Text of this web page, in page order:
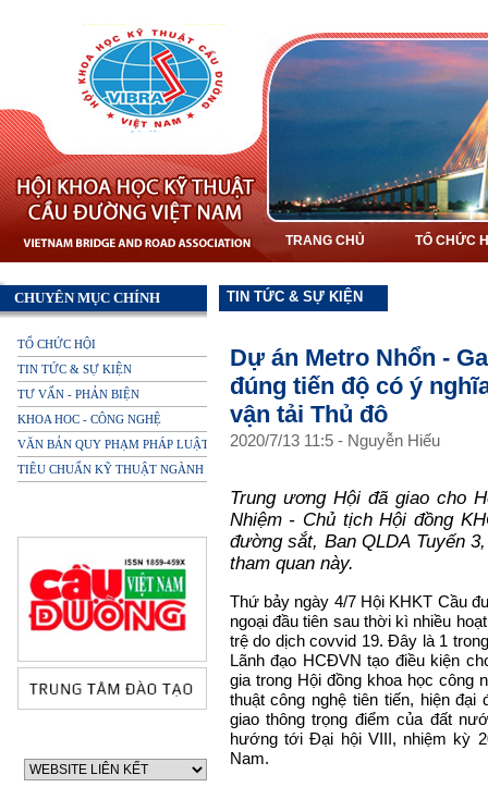
TRANG CHỦ TỔ CHỨC
CHUYÊN MỤC CHÍNH
TỔ CHỨC HỘI
TIN TỨC & SỰ KIỆN
TƯ VẤN - PHẢN BIỆN
KHOA HOC - CÔNG NGHỆ
VĂN BẢN QUY PHẠM PHÁP LUẬT
TIÊU CHUẨN KỸ THUẬT NGÀNH
TIN TỨC & SỰ KIỆN
Dự án Metro Nhổn -
đúng tiến độ có ý
vận tải Thủ đô
2020/7/13 11:5- Nguyễn Hiếu
Trung ương Hội đã giao cho
Nhiệm - Chủ tịch Hội đồng
đường sắt, Ban QLDA Tuyến
tham quan này.
Thứ bảy ngày 4/7 Hội KHKT Cầu
ngoại đầu tiên sau thời kì nhiều
trệ do dịch covvid 19. Đây là 1
Lãnh đạo HCĐVN tạo điều kiện
gia trong Hội đồng khoa học công
thuật công nghệ tiên tiến, hiện
giao thông trọng điểm của đất
hướng tới Đại hội VIII, nhiệm kỳ
Nam.